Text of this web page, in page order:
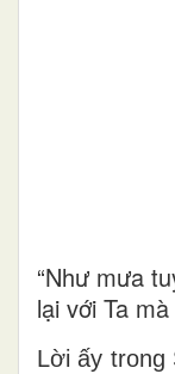
“Như mưa
lại với Ta
Lời ấy trong